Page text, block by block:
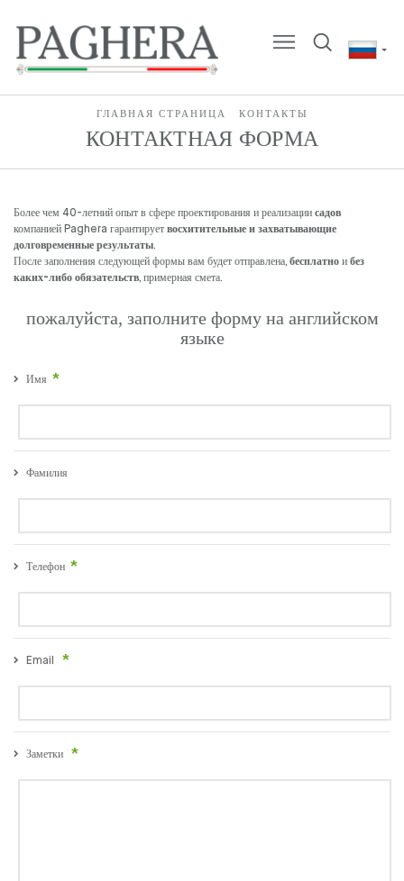
ГЛАВНАЯ СТРАНИЦА КОНТАКТЫ
КОНТАКТНАЯ ФОРМА
Более чем 40-летний опыт в сфере проектирования и реализации садов
компанией Paghera гарантирует восхитительные и захватывающие
долговременные результаты.
После заполнения следующей формы вам будет отправлена, бесплатно и без
каких-либо обязательств, примерная смета.
пожалуйста, заполните форму на английском
языке
Имя
Фамилия
Телефон
Email
Заметки